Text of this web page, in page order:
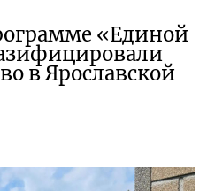
«Единой
в Ярославской